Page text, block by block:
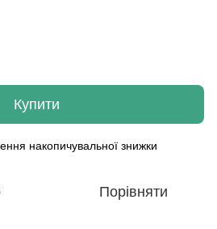
Купити
накопичувальної знижки
Порівняти